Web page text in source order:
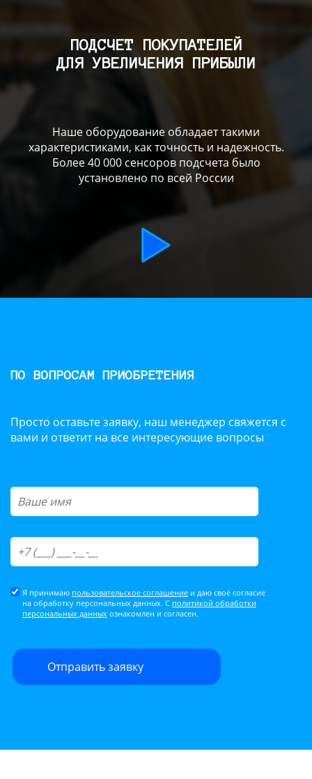
ПОДСЧЕТ ПОКУПАТЕЛЕЙ
ДЛЯ УВЕЛИЧЕНИЯ ПРИБЫЛИ
Наше оборудование обладает такими
характеристиками, как точность и надежность.
Более 40 000 сенсоров подсчета было
установлено по всей России
ПО ВОПРОСАМ ПРИОБРЕТЕНИЯ
Просто оставьте заявку, наш менеджер свяжется с
вами и ответит на все интересующие вопросы
Я принимаю пользовательское соглашение и даю своё согласие
на обработку персональных данных. С политикой обработки
персональных данных ознакомлен и согласен.